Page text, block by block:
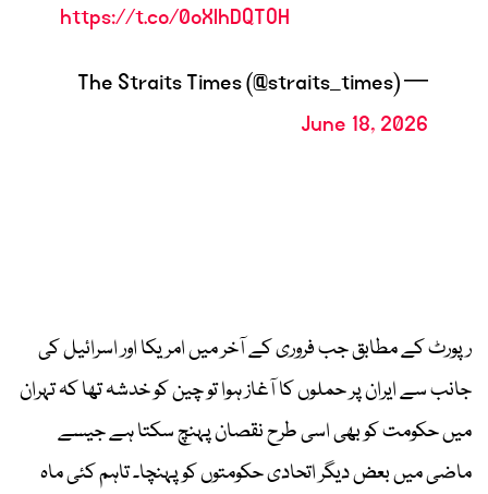
https://t.co/0oXlhDQTOH
— The Straits Times (@straits_times)
June 18, 2026
رپورٹ کے مطابق جب فروری کے آخر میں امریکا اور اسرائیل کی
جانب سے ایران پر حملوں کا آغاز ہوا تو چین کو خدشہ تھا کہ تہران
میں حکومت کو بھی اسی طرح نقصان پہنچ سکتا ہے جیسے
ماضی میں بعض دیگر اتحادی حکومتوں کو پہنچا۔ تاہم کئی ماہ